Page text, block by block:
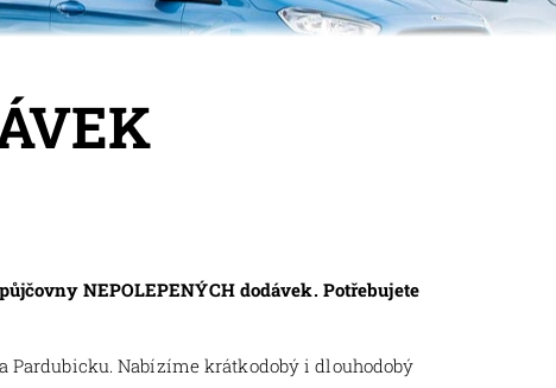
NEPOLEPENÝCH dodávek. Potřebujete
Nabízíme krátkodobý i dlouhodobý